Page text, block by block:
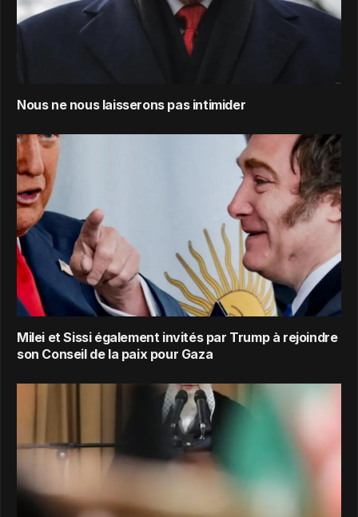
Nous ne nous laisserons pas intimider
Milei et Sissi également invités par Trump à rejoindre
son Conseil de la paix pour Gaza